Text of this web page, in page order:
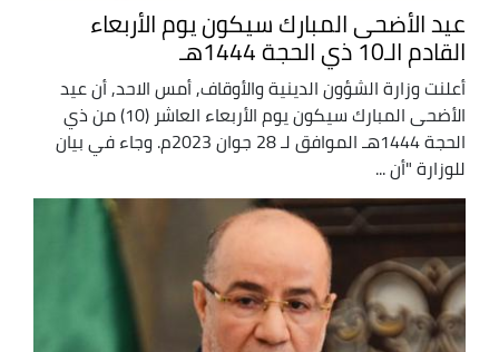
عيد الأضحى المبارك سيكون يوم الأربعاء
القادم الـ10 ذي الحجة 1444هـ
أعلنت وزارة الشؤون الدينية والأوقاف, أمس الاحد, أن عيد
الأضحى المبارك سيكون يوم الأربعاء العاشر (10) من ذي
الحجة 1444هـ الموافق لـ 28 جوان 2023م. وجاء في بيان
للوزارة "أن ...